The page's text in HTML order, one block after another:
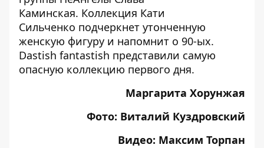
Каминская. Коллекция Кати
Сильченко подчеркнет утонченную
женскую фигуру и напомнит о 90-ых.
Dastish fantastish представили самую
опасную коллекцию первого дня.
Маргарита Хорунжая
Фото: Виталий Куздровский
Видео: Максим Торпан